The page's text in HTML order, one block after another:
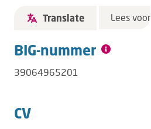
Translate Lees voor
BIG-nummer
39064965201
CV